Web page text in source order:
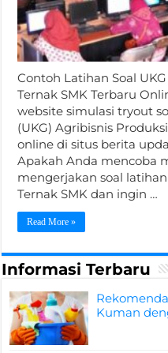
Contoh Latihan Soal
Ternak SMK Terbaru
website simulasi tryout
(UKG) Agribisnis
online di situs berita
Apakah Anda mencoba
mengerjakan soal
Ternak SMK dan ingin …
Read More »
Informasi Terbaru
Kuman